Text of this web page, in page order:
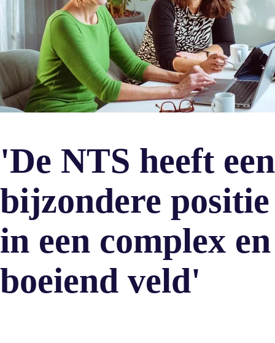
'De NTS heeft een
bijzondere positie
in een complex en
boeiend veld'